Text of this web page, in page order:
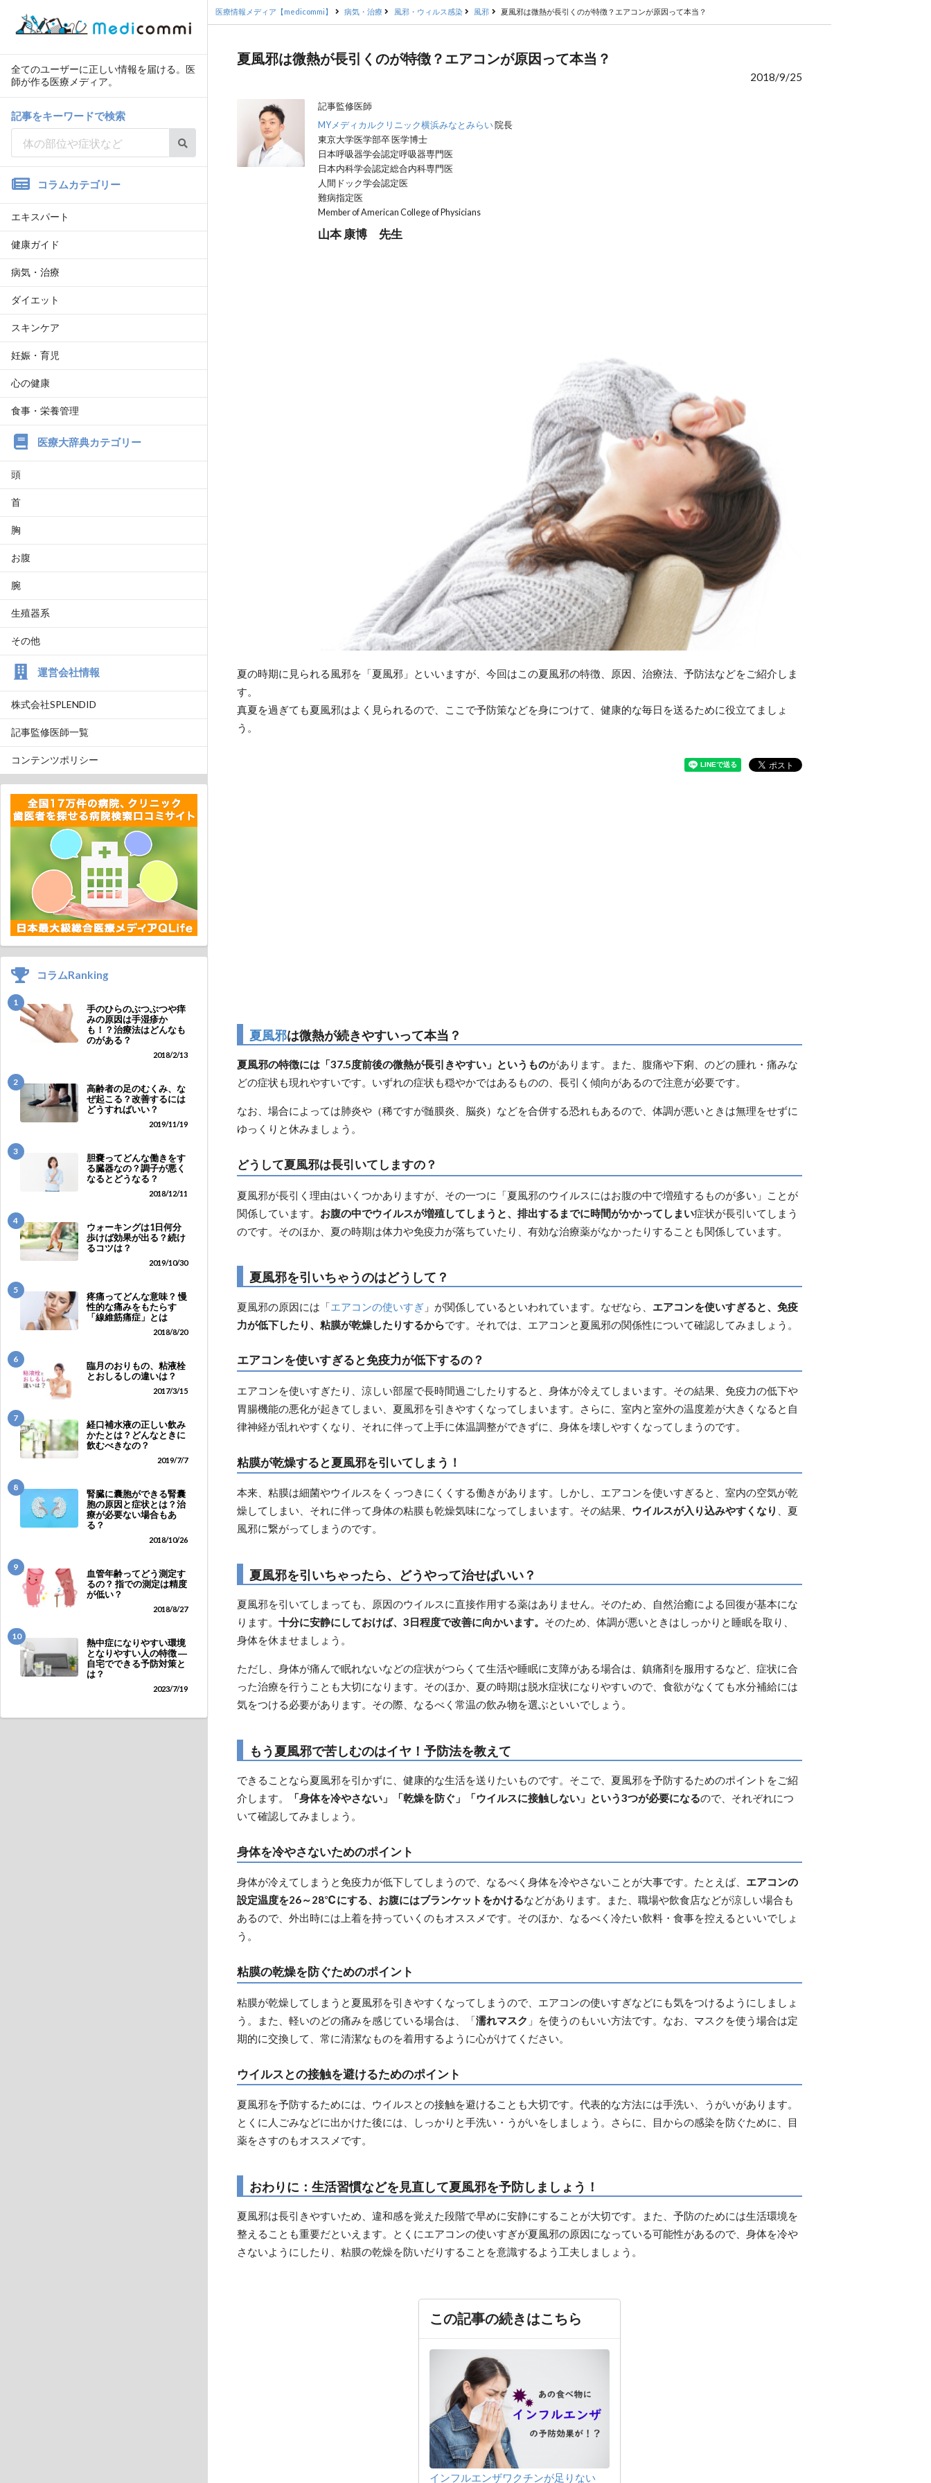
全てのユーザーに正しい情報を届ける。医
師が作る医療メディア。
記事をキーワードで検索
コラムカテゴリー
エキスパート
健康ガイド
病気・治療
ダイエット
スキンケア
妊娠・育児
心の健康
食事・栄養管理
医療大辞典カテゴリー
頭
首
胸
お腹
腕
生殖器系
その他
運営会社情報
株式会社SPLENDID
記事監修医師一覧
コンテンツポリシー
コラムRanking
1
手のひらのぶつぶつや痒
みの原因は手湿疹か
も！？治療法はどんなも
のがある？
2018/2/13
2
高齢者の足のむくみ、な
ぜ起こる？改善するには
どうすればいい？
2019/11/19
3
胆嚢ってどんな働きをす
る臓器なの？調子が悪く
なるとどうなる？
2018/12/11
4
ウォーキングは1日何分
歩けば効果が出る？続け
るコツは？
2019/10/30
5
疼痛ってどんな意味？ 慢
性的な痛みをもたらす
「線維筋痛症」とは
2018/8/20
6
臨月のおりもの、粘液栓
とおしるしの違いは？
2017/3/15
7
経口補水液の正しい飲み
かたとは？どんなときに
飲むべきなの？
2019/7/7
8
腎臓に囊胞ができる腎囊
胞の原因と症状とは？治
療が必要ない場合もあ
る？
2018/10/26
9
血管年齢ってどう測定す
るの？ 指での測定は精度
が低い？
2018/8/27
10
熱中症になりやすい環境
となりやすい人の特徴 ―
自宅でできる予防対策と
は？
2023/7/19
医療情報メディア【medicommi】 病気・治療 風邪・ウィルス感染 風邪 夏風邪は微熱が長引くのが特徴？エアコンが原因って本当？
夏風邪は微熱が長引くのが特徴？エアコンが原因って本当？
2018/9/25
記事監修医師
MYメディカルクリニック横浜みなとみらい院長
東京大学医学部卒 医学博士
日本呼吸器学会認定呼吸器専門医
日本内科学会認定総合内科専門医
人間ドック学会認定医
難病指定医
Member of American College of Physicians
山本 康博 先生
夏の時期に見られる風邪を「夏風邪」といいますが、今回はこの夏風邪の特徴、原因、治療法、予防法などをご紹介しま
す。
真夏を過ぎても夏風邪はよく見られるので、ここで予防策などを身につけて、健康的な毎日を送るために役立てましょ
う。
夏風邪は微熱が続きやすいって本当？
夏風邪の特徴には「37.5度前後の微熱が長引きやすい」というものがあります。また、腹痛や下痢、のどの腫れ・痛みな
どの症状も現れやすいです。いずれの症状も穏やかではあるものの、長引く傾向があるので注意が必要です。
なお、場合によっては肺炎や（稀ですが髄膜炎、脳炎）などを合併する恐れもあるので、体調が悪いときは無理をせずに
ゆっくりと休みましょう。
どうして夏風邪は長引いてしますの？
夏風邪が長引く理由はいくつかありますが、その一つに「夏風邪のウイルスにはお腹の中で増殖するものが多い」ことが
関係しています。 お腹の中でウイルスが増殖してしまうと、排出するまでに時間がかかってしまい症状が長引いてしまう
のです。そのほか、夏の時期は体力や免疫力が落ちていたり、有効な治療薬がなかったりすることも関係しています。
夏風邪を引いちゃうのはどうして？
夏風邪の原因には「エアコンの使いすぎ 」が関係しているといわれています。なぜなら、
エアコンを使いすぎると、免疫
力が低下したり、粘膜が乾燥したりするからです。それでは、エアコンと夏風邪の関係性について確認してみましょう。
エアコンを使いすぎると免疫力が低下するの？
エアコンを使いすぎたり、涼しい部屋で長時間過ごしたりすると、身体が冷えてしまいます。その結果、免疫力の低下や
胃腸機能の悪化が起きてしまい、夏風邪を引きやすくなってしまいます。さらに、室内と室外の温度差が大きくなると自
律神経が乱れやすくなり、それに伴って上手に体温調整ができずに、身体を壊しやすくなってしまうのです。
粘膜が乾燥すると夏風邪を引いてしまう！
本来、粘膜は細菌やウイルスをくっつきにくくする働きがあります。しかし、エアコンを使いすぎると、室内の空気が乾
燥してしまい、それに伴って身体の粘膜も乾燥気味になってしまいます。その結果、 ウイルスが入り込みやすくなり
、夏
風邪に繋がってしまうのです。
夏風邪を引いちゃったら、どうやって治せばいい？
夏風邪を引いてしまっても、原因のウイルスに直接作用する薬はありません。そのため、自然治癒による回復が基本にな
ります。 十分に安静にしておけば、3日程度で改善に向かいます。 そのため、体調が悪いときはしっかりと睡眠を取り、
身体を休ませましょう。
ただし、身体が痛んで眠れないなどの症状がつらくて生活や睡眠に支障がある場合は、鎮痛剤を服用するなど、症状に合
った治療を行うことも大切になります。そのほか、夏の時期は脱水症状になりやすいので、食欲がなくても水分補給には
気をつける必要があります。その際、なるべく常温の飲み物を選ぶといいでしょう。
もう夏風邪で苦しむのはイヤ！予防法を教えて
できることなら夏風邪を引かずに、健康的な生活を送りたいものです。そこで、夏風邪を予防するためのポイントをご紹
介します。
「身体を冷やさない」「乾燥を防ぐ」「ウイルスに接触しない」という3つが必要になるので、それぞれにつ
いて確認してみましょう。
身体を冷やさないためのポイント
身体が冷えてしまうと免疫力が低下してしまうので、なるべく身体を冷やさないことが大事です。たとえば、 エアコンの
設定温度を26～28℃にする、お腹にはブランケットをかけるなどがあります。また、職場や飲食店などが涼しい場合も
あるので、外出時には上着を持っていくのもオススメです。そのほか、なるべく冷たい飲料・食事を控えるといいでしょ
う。
粘膜の乾燥を防ぐためのポイント
粘膜が乾燥してしまうと夏風邪を引きやすくなってしまうので、エアコンの使いすぎなどにも気をつけるようにしましょ
う。また、軽いのどの痛みを感じている場合は、「濡れマスク 」を使うのもいい方法です。なお、マスクを使う場合は定
期的に交換して、常に清潔なものを着用するように心がけてください。
ウイルスとの接触を避けるためのポイント
夏風邪を予防するためには、ウイルスとの接触を避けることも大切です。代表的な方法には手洗い、うがいがあります。
とくに人ごみなどに出かけた後には、しっかりと手洗い・うがいをしましょう。さらに、目からの感染を防ぐために、目
薬をさすのもオススメです。
おわりに：生活習慣などを見直して夏風邪を予防しましょう！
夏風邪は長引きやすいため、違和感を覚えた段階で早めに安静にすることが大切です。また、予防のためには生活環境を
整えることも重要だといえます。とくにエアコンの使いすぎが夏風邪の原因になっている可能性があるので、身体を冷や
さないようにしたり、粘膜の乾燥を防いだりすることを意識するよう工夫しましょう。
この記事の続きはこちら
インフルエンザワクチンが足りない